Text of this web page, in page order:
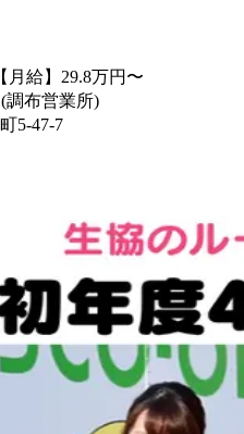
月給】29.8万円〜
調布営業所)
5-47-7